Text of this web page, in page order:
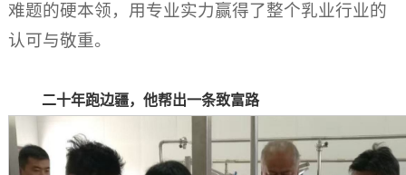
难题的硬本领，用专业实力赢得了整个乳业行业的
认可与敬重。
二十年跑边疆，他帮出一条致富路